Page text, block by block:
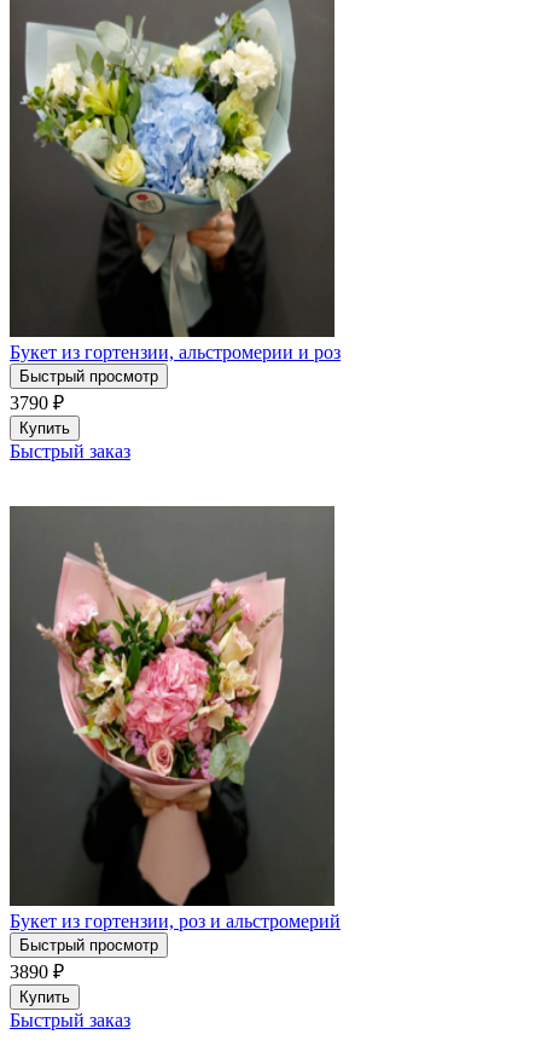
Букет из гортензии, альстромерии и роз
Быстрый просмотр
3790 ₽
Купить
Быстрый заказ
Букет из гортензии, роз и альстромерий
Быстрый просмотр
3890 ₽
Купить
Быстрый заказ